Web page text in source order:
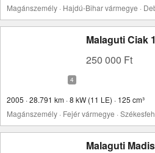
Magánszemély · Hajdú-Bihar vármegye ·
Malaguti Ciak
250 000 Ft
2005 · 28.791 km · 8 kW (11 LE) · 125 cm³
Magánszemély · Fejér vármegye ·
Malaguti